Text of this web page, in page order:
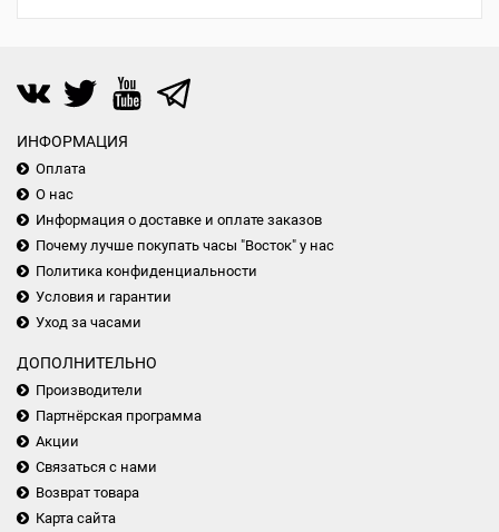
ИНФОРМАЦИЯ
Оплата
О нас
Информация о доставке и оплате заказов
Почему лучше покупать часы "Восток" у нас
Политика конфиденциальности
Условия и гарантии
Уход за часами
ДОПОЛНИТЕЛЬНО
Производители
Партнёрская программа
Акции
Связаться с нами
Возврат товара
Карта сайта